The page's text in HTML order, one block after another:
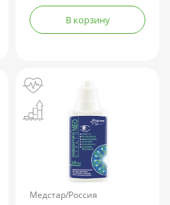
В корзину
Медстар/Россия